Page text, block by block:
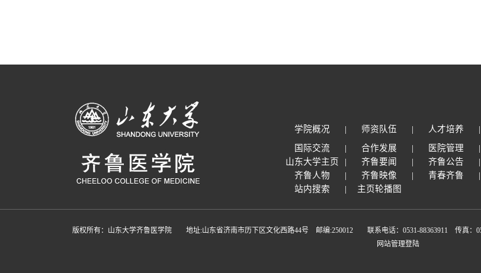
学院概况 | 师资队伍 | 人才培养 |
国际交流
| 合作发展 | 医院管理 |
山东大学主页
| 齐鲁要闻 | 齐鲁公告 |
齐鲁人物
| 齐鲁映像 | 青春齐鲁 |
站内搜索
| 主页轮播图
版权所有：山东大学齐鲁医学院　　地址:山东省济南市历下区文化西路44号　邮编:250012　　联系电话：0531-88363911    传真：
网站管理登陆